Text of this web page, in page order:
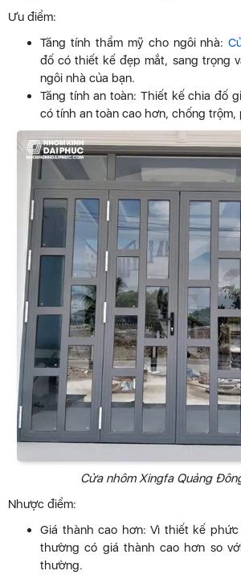
Ưu điểm:
Tăng tính thẩm mỹ cho ngôi nhà:
đố có thiết kế đẹp mắt, sang trọng
ngôi nhà của bạn.
Tăng tính an toàn: Thiết kế chia đố
có tính an toàn cao hơn, chống trộm,
Cửa nhôm Xingfa Quảng
Nhược điểm:
Giá thành cao hơn: Vì thiết kế
thường có giá thành cao hơn so
thường.